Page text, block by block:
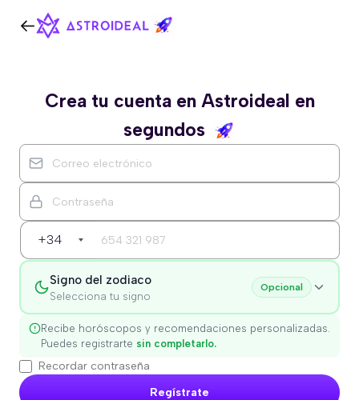
Crea tu cuenta en Astroideal en
segundos
+34
Signo del zodiaco
Selecciona tu signo
Opcional
Recibe horóscopos y recomendaciones personalizadas.
Puedes registrarte sin completarlo.
Recordar contraseña
Regístrate